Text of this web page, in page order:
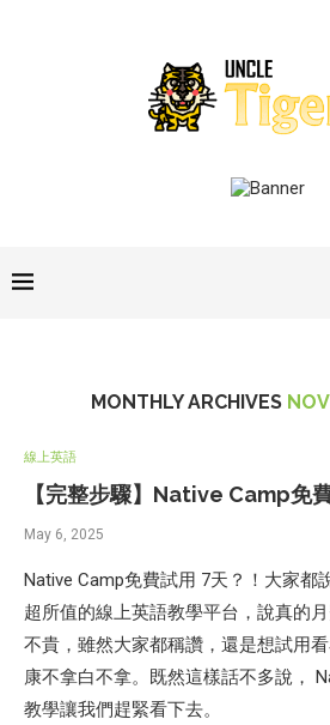
MONTHLY ARCHIVES
線上英語
【完整步驟】Native Camp免
May 6, 2025
Native Camp免費試用 7天？！大家都
超所值的線上英語教學平台，說真的
不貴，雖然大家都稱讚，還是想試用
康不拿白不拿。既然這樣話不多說，
教學讓我們趕緊看下去。